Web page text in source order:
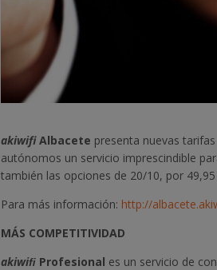
akiwifi Albacete presenta nuevas
autónomos un servicio imprescindible
también las opciones de 20/10, por
Para más información: http://
MÁS COMPETITIVIDAD
akiwiﬁ Profesional es un servicio de